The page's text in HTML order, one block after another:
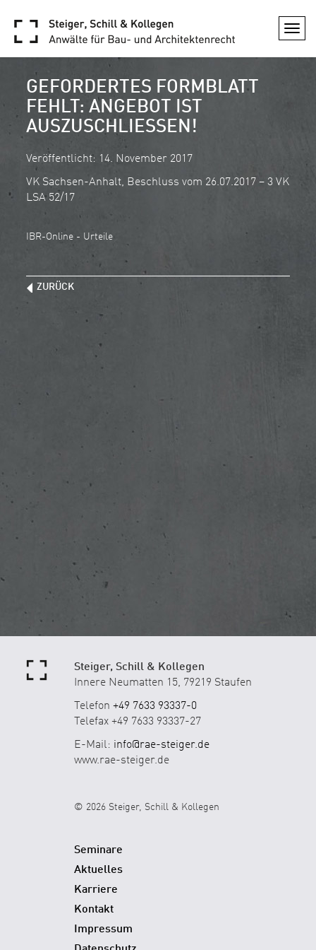
GEFORDERTES FORMBLATT
FEHLT: ANGEBOT IST
AUSZUSCHLIESSEN!
Veröffentlicht: 14. November 2017
VK Sachsen-Anhalt, Beschluss vom 26.07.2017 – 3 VK
LSA 52/17
IBR-Online - Urteile
ZURÜCK
Steiger, Schill & Kollegen
Innere Neumatten 15, 79219 Staufen
Telefon +49 7633 93337-0
Telefax +49 7633 93337-27
E-Mail: info@rae-steiger.de
www.rae-steiger.de
© 2026 Steiger, Schill & Kollegen
Seminare
Aktuelles
Karriere
Kontakt
Impressum